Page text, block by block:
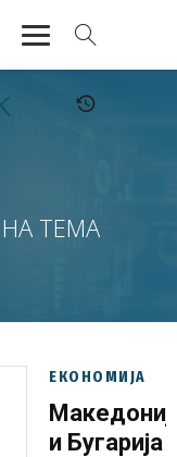
НА ТЕМА
ЕКОНОМИЈА
и Бугарија